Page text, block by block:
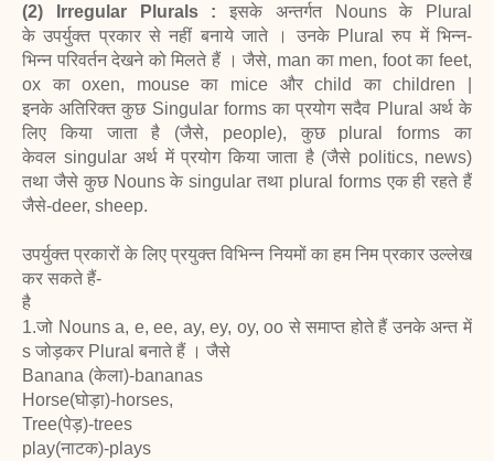
(2) Irregular Plurals : इसके अन्तर्गत Nouns के Plural
के उपर्युक्त प्रकार से नहीं बनाये जाते । उनके Plural रुप में भिन्न-
भिन्न परिवर्तन देखने को मिलते हैं । जैसे, man का men, foot का feet,
ox का oxen, mouse का mice और child का children |
इनके अतिरिक्त कुछ Singular forms का प्रयोग सदैव Plural अर्थ के
लिए किया जाता है (जैसे, people), कुछ plural forms का
केवल singular अर्थ में प्रयोग किया जाता है (जैसे politics, news)
तथा जैसे कुछ Nouns के singular तथा plural forms एक ही रहते हैं
जैसे-deer, sheep.
उपर्युक्त प्रकारों के लिए प्रयुक्त विभिन्न नियमों का हम निम प्रकार उल्लेख
कर सकते हैं-
है
1.जो Nouns a, e, ee, ay, ey, oy, oo से समाप्त होते हैं उनके अन्त में
s जोड़कर Plural बनाते हैं । जैसे
Banana (केला)-bananas
Horse(घोड़ा)-horses,
Tree(पेड़)-trees
play(नाटक)-plays